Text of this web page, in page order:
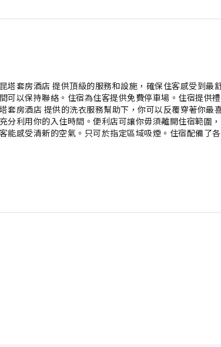
塔套房酒店 提供頂級的服務和設施，確保住客感受到最
可以保持聯絡。住宿為住客提供免費停車場。住宿提供
套房酒店 提供的洗衣服務幫助下，你可以反覆穿著你最
分利用你的入住時間。便利店可讓你毋須離開住宿範圍
能感受清新的空氣。只可於指定區域吸煙。住宿配備了
或床單換洗服務，提升你的入住體驗。 在部分客房內，